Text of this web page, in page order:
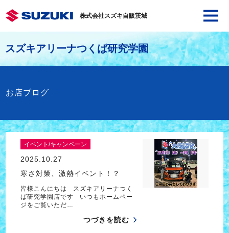
株式会社スズキ自販茨城
スズキアリーナつくば研究学園
お店ブログ
イベント/キャンペーン
2025.10.27
寒さ対策、激熱イベント！？
皆様こんにちは スズキアリーナつく
ば研究学園店です いつもホームペー
ジをご覧いただ…
つづきを読む